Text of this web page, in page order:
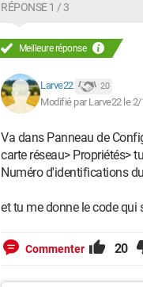
RÉPONSE 1 / 3
Meilleure réponse
Larve22 20
Modifié par Larve22 le
Va dans Panneau de
carte réseau> Propriétés>
Numéro d'identifications
et tu me donne le code qui
Commenter 20